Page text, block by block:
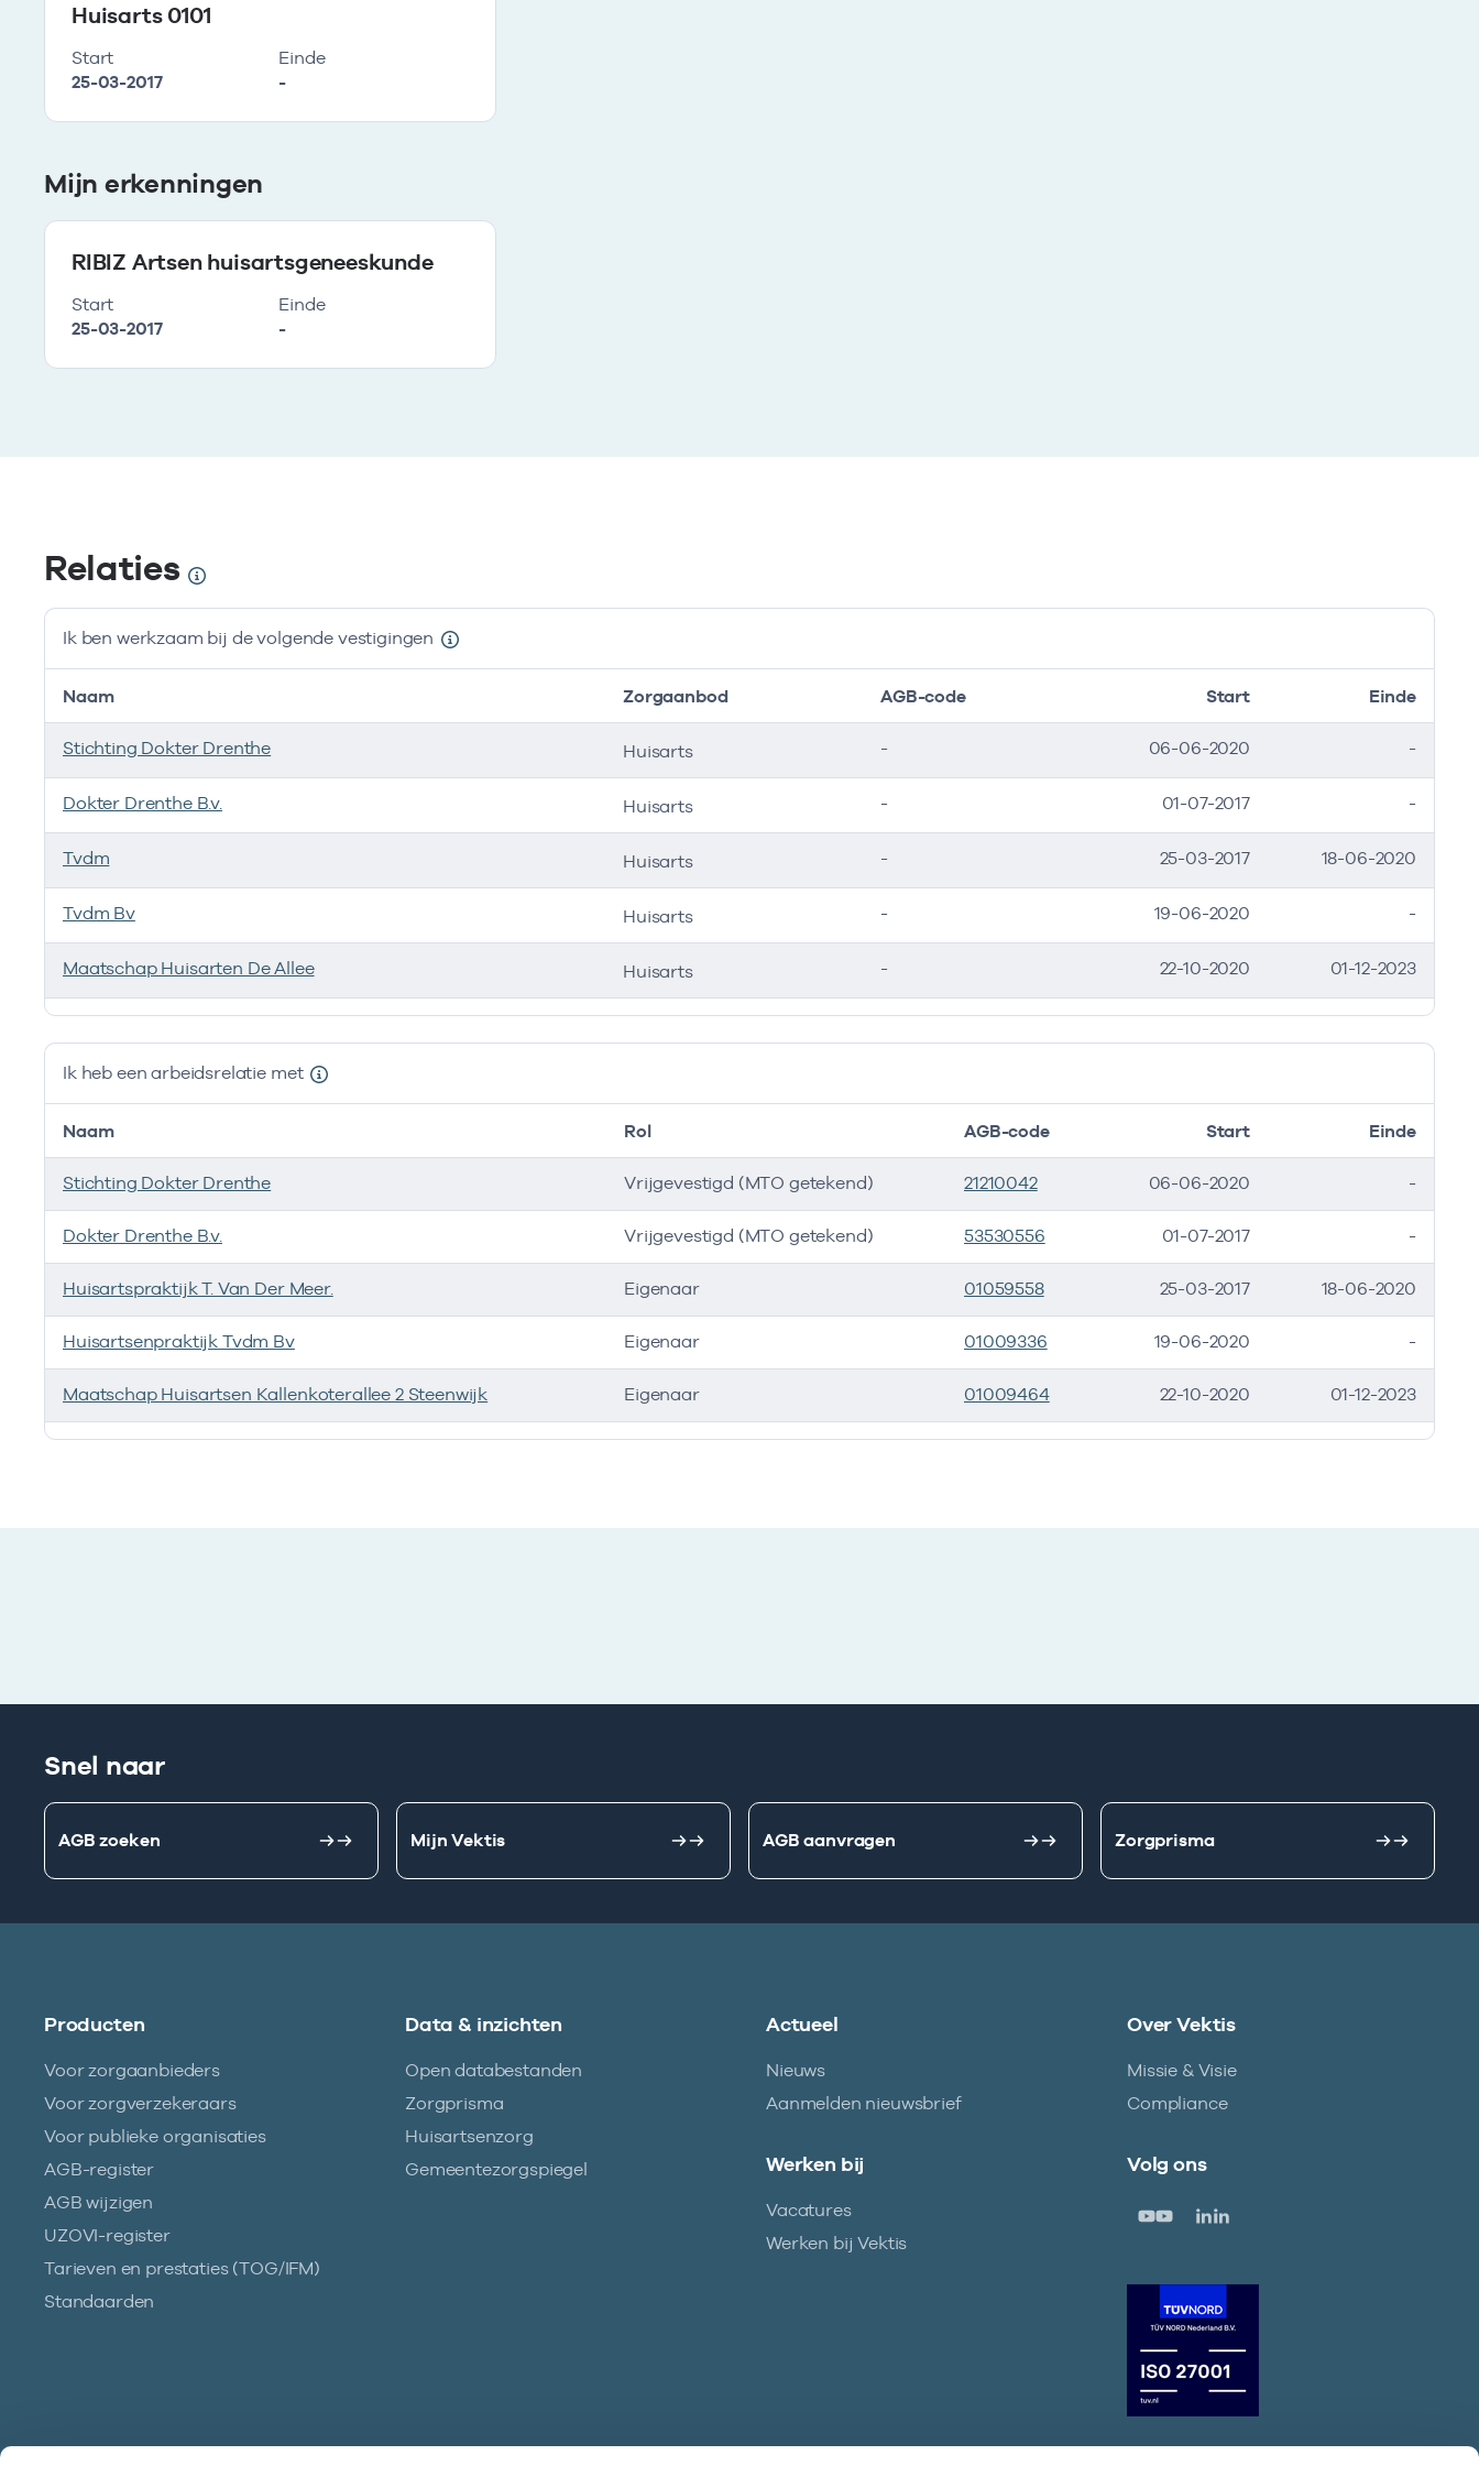
Huisarts 0101
Start
25-03-2017
Einde
-
Mijn erkenningen
RIBIZ Artsen huisartsgeneeskunde
Start
25-03-2017
Einde
-
Relaties
Ik ben werkzaam bij de volgende vestigingen
Ik ben werkzaam bij de volgende vestigingen
Naam Zorgaanbod AGB-code Start Einde
Stichting Dokter Drenthe Huisarts - 06-06-2020 -
Dokter Drenthe B.v. Huisarts - 01-07-2017 -
Tvdm Huisarts - 25-03-2017 18-06-2020
Tvdm Bv Huisarts - 19-06-2020 -
Maatschap Huisarten De Allee Huisarts - 22-10-2020 01-12-2023
Ik heb een arbeidsrelatie met
Ik heb een arbeidsrelatie met
Naam Rol AGB-code Start Einde
Stichting Dokter Drenthe Vrijgevestigd (MTO getekend) 21210042 06-06-2020 -
Dokter Drenthe B.v. Vrijgevestigd (MTO getekend) 53530556 01-07-2017 -
Huisartspraktijk T. Van Der Meer. Eigenaar 01059558 25-03-2017 18-06-2020
Huisartsenpraktijk Tvdm Bv Eigenaar 01009336 19-06-2020 -
Maatschap Huisartsen Kallenkoterallee 2 Steenwijk Eigenaar 01009464 22-10-2020 01-12-2023
Snel naar
AGB zoeken Mijn Vektis AGB aanvragen Zorgprisma
Producten
Voor zorgaanbieders
Voor zorgverzekeraars
Voor publieke organisaties
AGB-register
AGB wijzigen
UZOVI-register
Tarieven en prestaties (TOG/IFM)
Standaarden
Data & inzichten
Open databestanden
Zorgprisma
Huisartsenzorg
Gemeentezorgspiegel
Actueel
Nieuws
Aanmelden nieuwsbrief
Over Vektis
Missie & Visie
Compliance
Werken bij
Vacatures
Werken bij Vektis
Volg ons